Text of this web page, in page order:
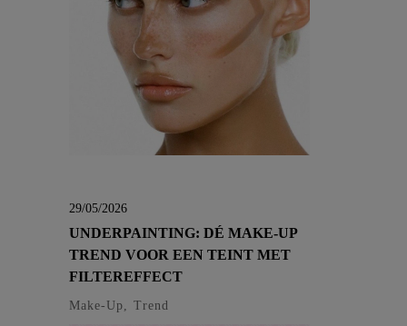
29/05/2026
UNDERPAINTING: DÉ MAKE-UP
TREND VOOR EEN TEINT MET
FILTEREFFECT
Make-Up, Trend